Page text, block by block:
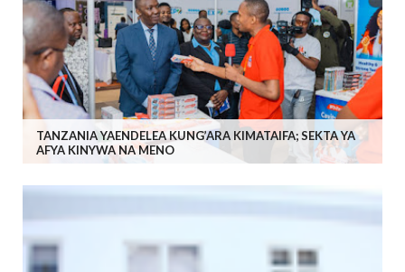
TANZANIA YAENDELEA KUNG’ARA KIMATAIFA; SEKTA YA
AFYA KINYWA NA MENO